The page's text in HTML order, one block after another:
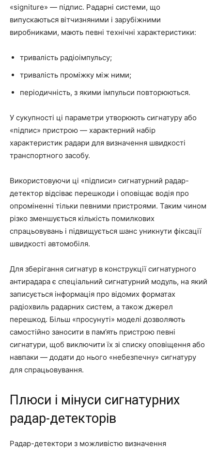
«signiture» — підпис. Радарні системи, що
випускаються вітчизняними і зарубіжними
виробниками, мають певні технічні характеристики:
тривалість радіоімпульсу;
тривалість проміжку між ними;
періодичність, з якими імпульси повторюються.
У сукупності ці параметри утворюють сигнатуру або
«підпис» пристрою — характерний набір
характеристик радари для визначення швидкості
транспортного засобу.
Використовуючи ці «підписи» сигнатурний радар-
детектор відсіває перешкоди і оповіщає водія про
опроміненні тільки певними пристроями. Таким чином
різко зменшується кількість помилкових
спрацьовувань і підвищується шанс уникнути фіксації
швидкості автомобіля.
Для зберігання сигнатур в конструкції сигнатурного
антирадара є спеціальний сигнатурний модуль, на який
записується інформація про відомих форматах
радіохвиль радарних систем, а також джерел
перешкод. Більш «просунуті» моделі дозволяють
самостійно заносити в пам’ять пристрою певні
сигнатури, щоб виключити їх зі списку оповіщення або
навпаки — додати до нього «небезпечну» сигнатуру
для спрацьовування.
Плюси і мінуси сигнатурних
радар-детекторів
Радар-детектори з можливістю визначення